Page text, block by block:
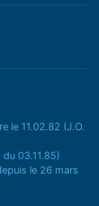
le 11.02.82 (J.O.
03.11.85)
le 26 mars